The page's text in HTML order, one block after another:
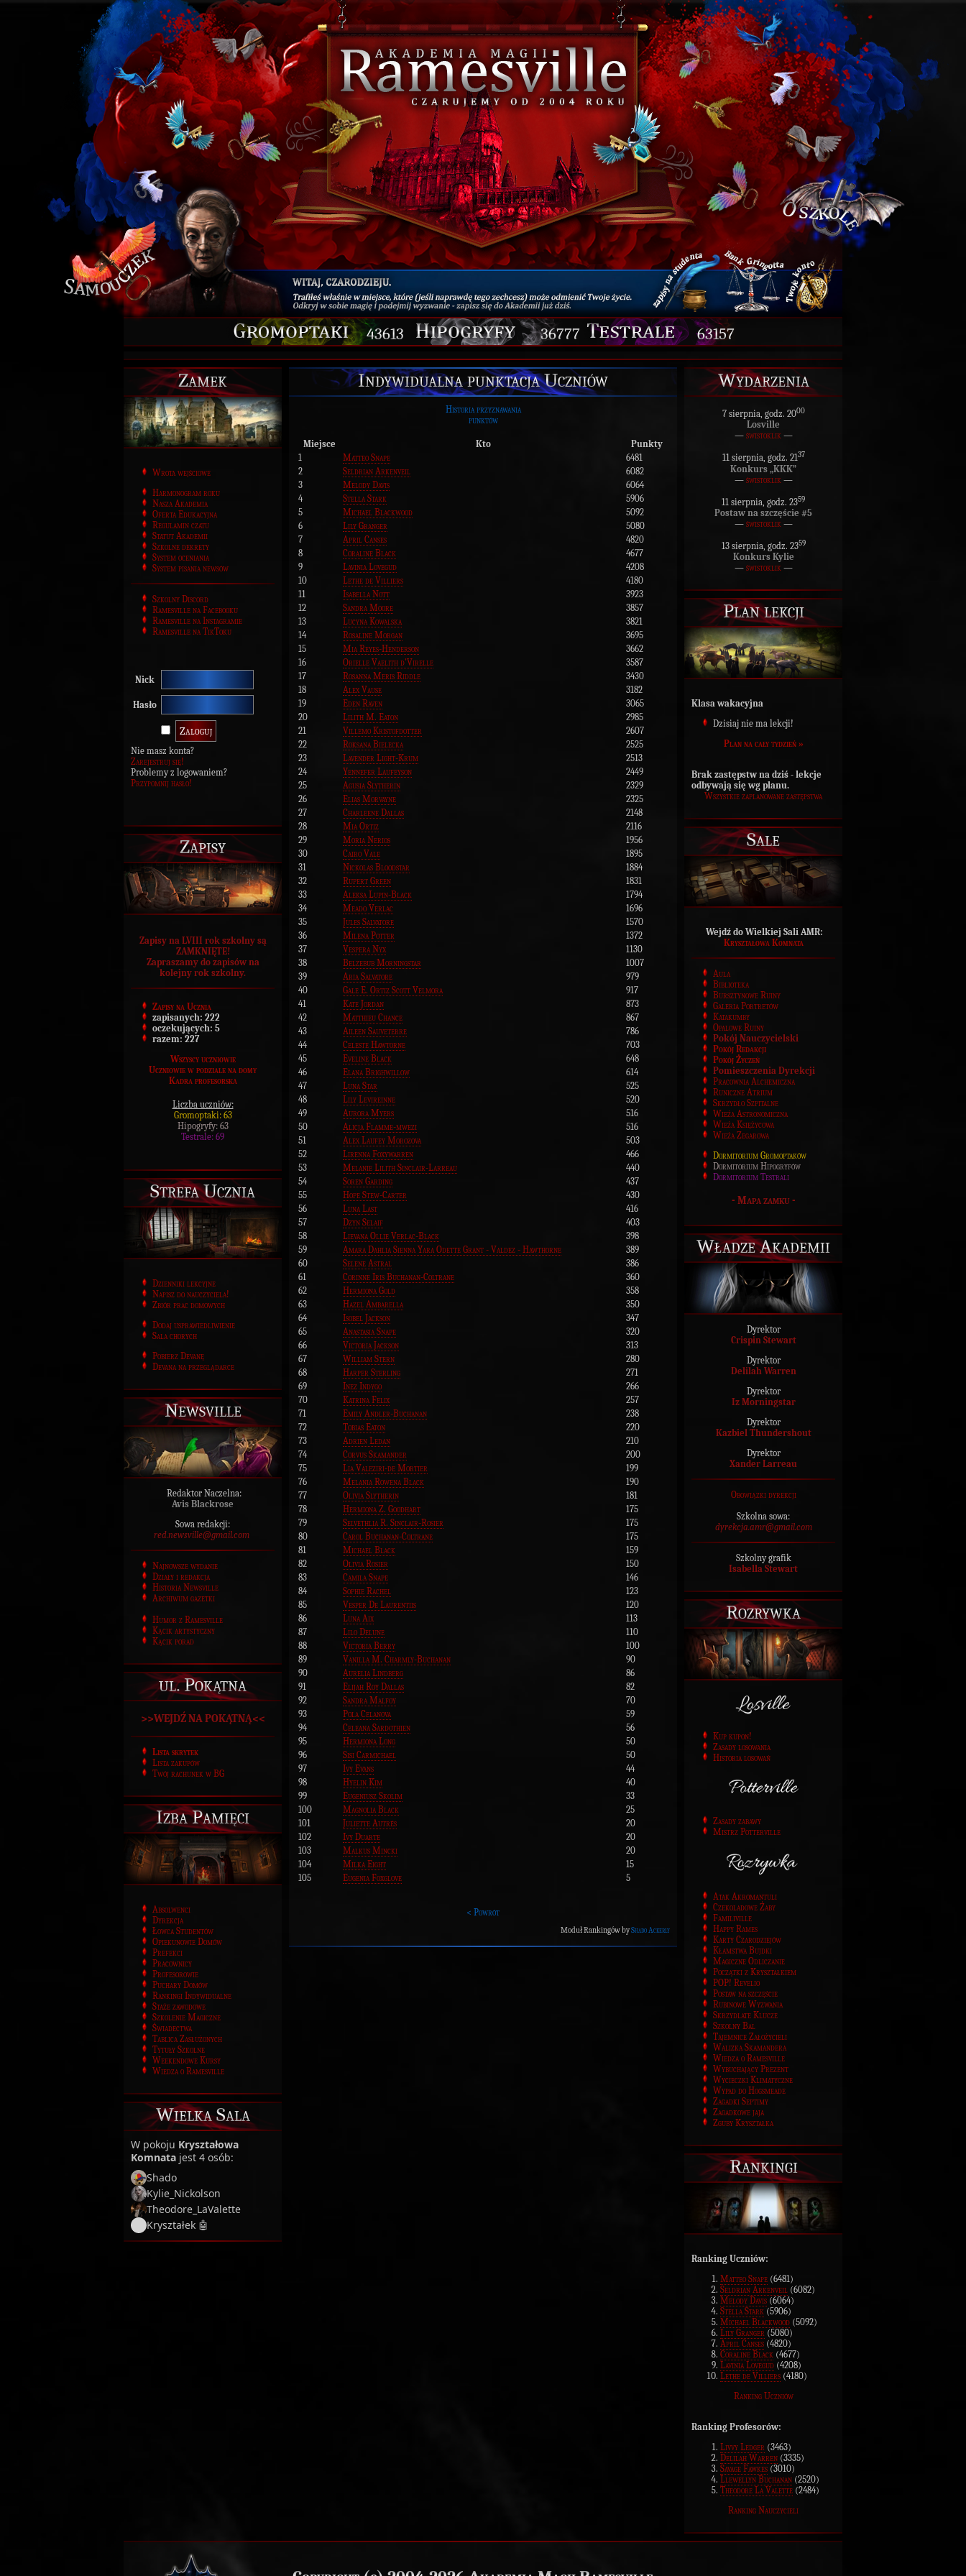
43613 36777 63157
Zamek
Wrota wejściowe
Harmonogram roku
Nasza Akademia
Oferta Edukacyjna
Regulamin czatu
Statut Akademii
Szkolne dekrety
System oceniania
System pisania newsów
Szkolny Discord
Ramesville na Facebooku
Ramesville na Instagramie
Ramesville na TikToku
Nick
Hasło
Nie masz konta?
Zarejestruj się!
Problemy z logowaniem?
Przypomnij hasło!
Zapisy
Zapisy na LVIII rok szkolny są
ZAMKNIĘTE!
Zapraszamy do zapisów na
kolejny rok szkolny.
Zapisy na Ucznia
zapisanych: 222
oczekujących: 5
razem: 227
Wszyscy uczniowie
Uczniowie w podziale na domy
Kadra profesorska
Liczba uczniów:
Gromoptaki: 63
Hipogryfy: 63
Testrale: 69
Strefa Ucznia
Dzienniki lekcyjne
Napisz do nauczyciela!
Zbiór prac domowych
Dodaj usprawiedliwienie
Sala chorych
Pobierz Devanę
Devana na przeglądarce
Newsville
Redaktor Naczelna:
Avis Blackrose
Sowa redakcji:
red.newsville@gmail.com
Najnowsze wydanie
Działy i redakcja
Historia Newsville
Archiwum gazetki
Humor z Ramesville
Kącik artystyczny
Kącik porad
ul. Pokątna
>>WEJDŹ NA POKĄTNĄ<<
Lista skrytek
Lista zakupów
Twój rachunek w BG
Izba Pamięci
Absolwenci
Dyrekcja
Łowca Studentów
Opiekunowie Domów
Prefekci
Pracownicy
Profesorowie
Puchary Domów
Rankingi Indywidualne
Staże zawodowe
Szkolenie Magiczne
Świadectwa
Tablica Zasłużonych
Tytuły Szkolne
Weekendowe Kursy
Wiedza o Ramesville
Wielka Sala
W pokoju Kryształowa
Komnata jest 4 osób:
Shado
Kylie_Nickolson
Theodore_LaValette
Kryształek 🤖
Indywidualna punktacja Uczniów
Historia przyznawania
punktów
Miejsce Kto
Punkty
1
Matteo Snape
6481
2
Seldrian Arkenveil
6082
3
Melody Davis
6064
4
Stella Stark
5906
5
Michael Blackwood
5092
6
Lily Granger
5080
7
April Canses
4820
8
Coraline Black
4677
9
Lavinia Lovegud
4208
10
Lethe de Villiers
4180
11
Isabella Nott
3923
12
Sandra Moore
3857
13
Lucyna Kowalska
3821
14
Rosaline Morgan
3695
15
Mia Reyes-Henderson
3662
16
Orielle Vaelith d'Virelle
3587
17
Rosanna Meris Riddle
3430
18
Alex Vause
3182
19
Eden Raven
3065
20
Lilith M. Eaton
2985
21
Villemo Kristofdotter
2607
22
Roksana Bielecka
2525
23
Lavender Light-Krum
2513
24
Yennefer Laufeyson
2449
25
Agusia Slytherin
2329
26
Elias Morvayne
2325
27
Charleene Dallas
2148
28
Mia Ortiz
2116
29
Moria Nerios
1956
30
Cairo Vale
1895
31
Nickolas Bloodstar
1884
32
Rupert Green
1831
33
Aleksa Lupin-Black
1794
34
Meado Verlac
1696
35
Jules Salvatore
1570
36
Milena Potter
1372
37
Vespera Nyx
1130
38
Belzebub Morningstar
1007
39
Aria Salvatore
979
40
Gale E. Ortiz Scott Velmora
917
41
Kate Jordan
873
42
Matthieu Chance
867
43
Aileen Sauveterre
786
44
Celeste Hawtorne
703
45
Eveline Black
648
46
Elana Brighwillow
614
47
Luna Star
525
48
Lily Levireinne
520
49
Aurora Myers
516
50
Alicja Flamme-mwezi
516
51
Alex Laufey Morozova
503
52
Lirenna Foxywarren
466
53
Melanie Lilith Sinclair-Larreau
440
54
Soren Garding
437
55
Hope Stew-Carter
430
56
Luna Last
416
57
Dzyn Selaif
403
58
Lievana Ollie Verlac-Black
398
59
Amara Dahlia Sienna Yara Odette Grant - Valdez - Hawthorne
389
60
Selene Astral
386
61
Corinne Iris Buchanan-Coltrane
360
62
Hermiona Gold
358
63
Hazel Ambarella
350
64
Isobel Jackson
347
65
Anastasia Snape
320
66
Victoria Jackson
313
67
William Stern
280
68
Harper Sterling
271
69
Inez Indygo
266
70
Katrina Felix
257
71
Emily Andler-Buchanan
238
72
Tobias Eaton
220
73
Adrien Ledan
210
74
Corvus Skamander
200
75
Lia Valeziri-de Mortier
199
76
Melania Rowena Black
190
77
Olivia Slytherin
181
78
Hermiona Z. Goodhart
175
79
Selvethlia R. Sinclair-Rosier
175
80
Carol Buchanan-Coltrane
175
81
Michael Black
159
82
Olivia Rosier
150
83
Camila Snape
146
84
Sophie Rachel
123
85
Vesper De Laurentiis
120
86
Luna Aix
113
87
Lilo Delune
110
88
Victoria Berry
100
89
Vanilla M. Charmly-Buchanan
90
90
Aurelia Lindberg
86
91
Elijah Roy Dallas
82
92
Sandra Malfoy
70
93
Pola Celanova
59
94
Celeana Sardothien
56
95
Hermiona Long
50
96
Sisi Carmichael
50
97
Ivy Evans
44
98
Hyelin Kim
40
99
Eugeniusz Skolim
33
100
Magnolia Black
25
101
Juliette Autrés
20
102
Ivy Duarte
20
103
Malkus Mincki
20
104
Milka Eight
15
105
Eugenia Foxglove 5
< Powrót
Moduł Rankingów byShado Ackerly
Wydarzenia
7 sierpnia, godz. 2000
Losville
— świstoklik—
11 sierpnia, godz. 2137
Konkurs „KKK”
— świstoklik —
11 sierpnia, godz. 2359
Postaw na szczęście #5
— świstoklik —
13 sierpnia, godz. 2359
Konkurs Kylie
— świstoklik—
Plan lekcji
Klasa wakacyjna
Dzisiaj nie ma lekcji!
Plan na cały tydzień »
Brak zastępstw na dziś - lekcje
odbywają się wg planu.
Wszystkie zaplanowane zastępstwa
Sale
Wejdź do Wielkiej Sali AMR:
Kryształowa Komnata
Aula
Biblioteka
Bursztynowe Ruiny
Galeria Portretów
Katakumby
Opalowe Ruiny
Pokój Nauczycielski
Pokój Redakcji
Pokój Życzeń
Pomieszczenia Dyrekcji
Pracownia Alchemiczna
Runiczne Atrium
Skrzydło Szpitalne
Wieża Astronomiczna
Wieża Księżycowa
Wieża Zegarowa
Dormitorium Gromoptaków
Dormitorium Hipogryfów
Dormitorium Testrali
- Mapa zamku-
Władze Akademii
Dyrektor
Crispin Stewart
Dyrektor
Delilah Warren
Dyrektor
Iz Morningstar
Dyrektor
Kazbiel Thundershout
Dyrektor
Xander Larreau
Obowiązki dyrekcji
Szkolna sowa:
dyrekcja.amr@gmail.com
Szkolny grafik
Isabella Stewart
Rozrywka
Kup kupon!
Zasady losowania
Historia losowań
Zasady zabawy
Mistrz Potterville
Atak Akromantuli
Czekoladowe Żaby
Familiville
Happy Rames
Karty Czarodziejów
Kłamstwa Bujdki
Magiczne Odliczanie
Początki z Kryształkiem
POP! Revelio
Postaw na szczęście
Rubinowe Wyzwania
Skrzydlate Klucze
Szkolny Bal
Tajemnice Założycieli
Walizka Skamandera
Wiedza o Ramesville
Wybuchający Prezent
Wycieczki Klimatyczne
Wypad do Hogsmeade
Zagadki Septimy
Zagadkowe jaja
Zguby Kryształka
Rankingi
Ranking Uczniów:
Matteo Snape (6481)
Seldrian Arkenveil (6082)
Melody Davis (6064)
Stella Stark (5906)
Michael Blackwood (5092)
Lily Granger (5080)
April Canses (4820)
Coraline Black (4677)
Lavinia Lovegud (4208)
Lethe de Villiers (4180)
Ranking Uczniów
Ranking Profesorów:
Livvy Ledger (3463)
Delilah Warren (3335)
Savage Fawkes (3010)
Llewellyn Buchanan (2520)
Theodore La Valette (2484)
Ranking Nauczycieli